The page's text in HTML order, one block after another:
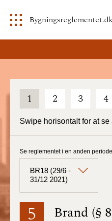
Bygningsreglementet.dk
1 2 3 4
Swipe horisontalt for at se
5 Brand (§
Se reglementet i en anden periode
BR18 (29/6 -
31/12 2021)
BR18 (Aktuelt)